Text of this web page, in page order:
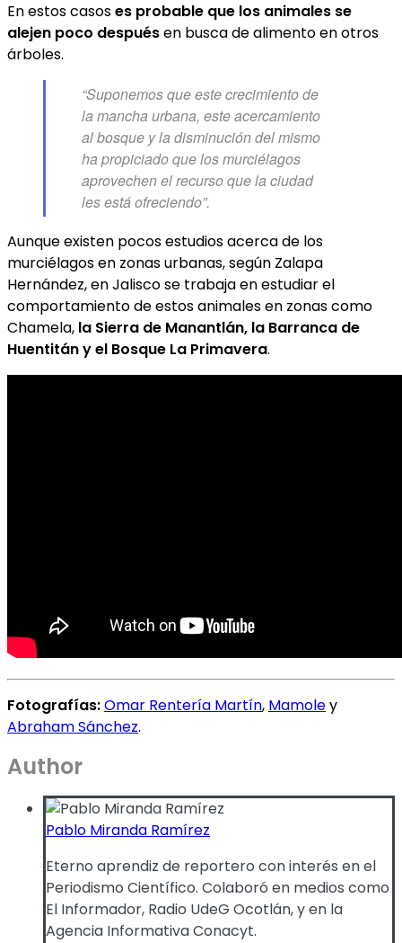
En estos casoses probable que los animales se
alejen poco despuésen busca de alimento en otros
árboles.
“Suponemos que este crecimiento de
la mancha urbana, este acercamiento
al bosque y la disminución del mismo
ha propiciado que los murciélagos
aprovechen el recurso que la ciudad
les está ofreciendo”.
Aunque existen pocos estudios acerca de los
murciélagos en zonas urbanas, según Zalapa
Hernández, en Jalisco se trabaja en estudiar el
comportamiento de estos animales en zonas como
Chamela, la Sierra de Manantlán, la Barranca de
Huentitán y el Bosque La Primavera.
Fotografías:Omar Rentería Martín, Mamoley
Abraham Sánchez.
Author
Pablo Miranda Ramírez
Eterno aprendiz de reportero con interés en el
Periodismo Científico. Colaboró en medios como
El Informador, Radio UdeG Ocotlán, y en la
Agencia Informativa Conacyt.